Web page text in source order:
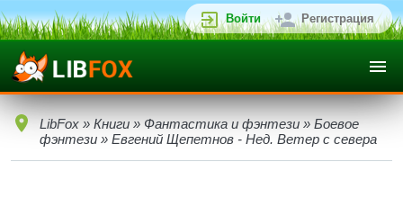
Войти Регистрация
LibFox » Книги » Фантастика и фэнтези » Боевое
фэнтези » Евгений Щепетнов - Нед. Ветер с севера